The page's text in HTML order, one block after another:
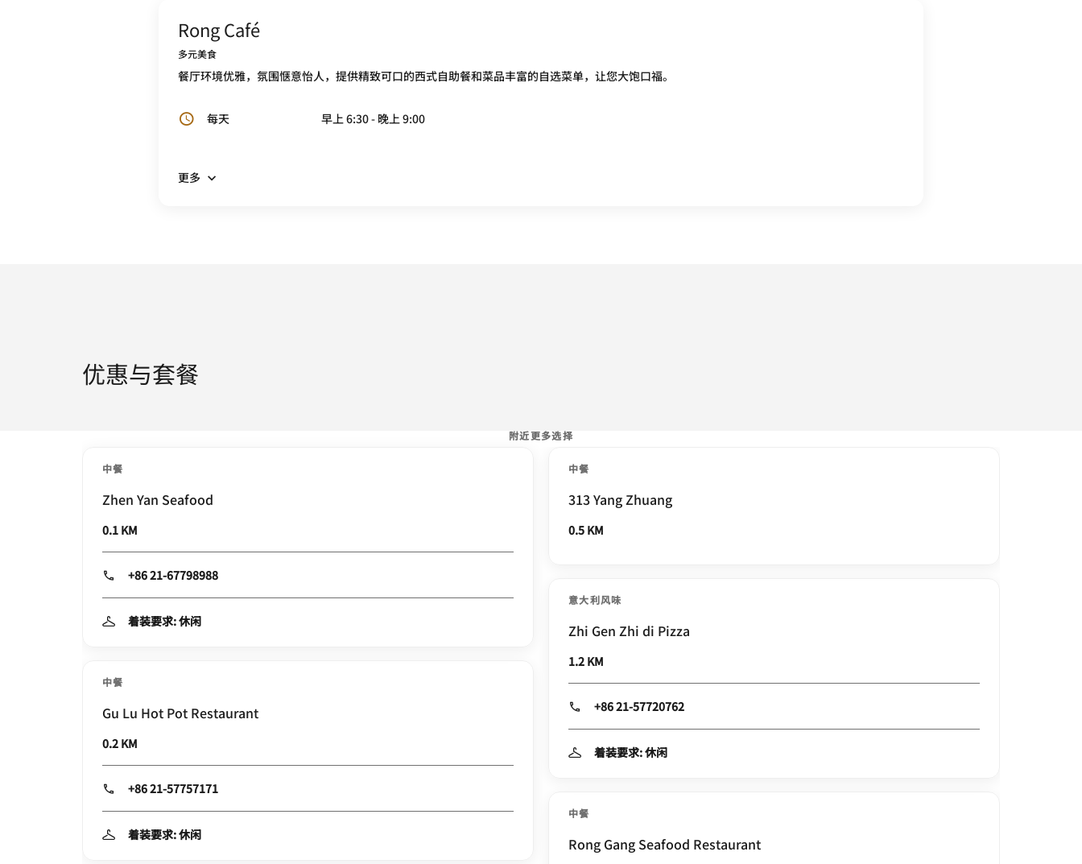
Rong Café
多元美食
餐厅环境优雅，氛围惬意怡人，提供精致可口的西式自助餐和菜品丰富的自选菜单，让您大饱口福。
每天 早上 6:30 - 晚上 9:00
更多
优惠与套餐
附近更多选择
中餐
Zhen Yan Seafood
0.1 KM
+86 21-67798988
着装要求: 休闲
中餐
Gu Lu Hot Pot Restaurant
0.2 KM
+86 21-57757171
着装要求: 休闲
中餐
313 Yang Zhuang
0.5 KM
意大利风味
Zhi Gen Zhi di Pizza
1.2 KM
+86 21-57720762
着装要求: 休闲
中餐
Rong Gang Seafood Restaurant